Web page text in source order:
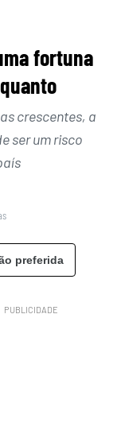
fortuna
crescentes, a
ser um risco
preferida